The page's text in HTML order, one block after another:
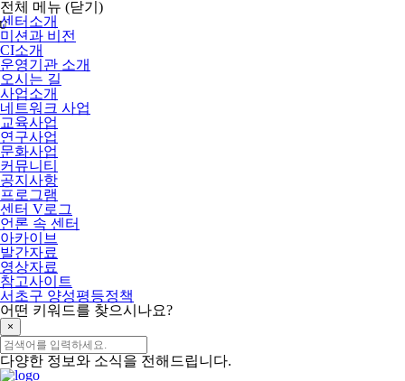
메
뉴
건
너
뛰
기
전체 메뉴 (닫기)
센터소개
미션과 비전
CI소개
운영기관 소개
오시는 길
사업소개
네트워크 사업
교육사업
연구사업
문화사업
커뮤니티
공지사항
프로그램
센터 V로그
언론 속 센터
아카이브
발간자료
영상자료
참고사이트
서초구 양성평등정책
어떤 키워드를 찾으시나요?
×
다양한 정보와 소식을 전해드립니다.